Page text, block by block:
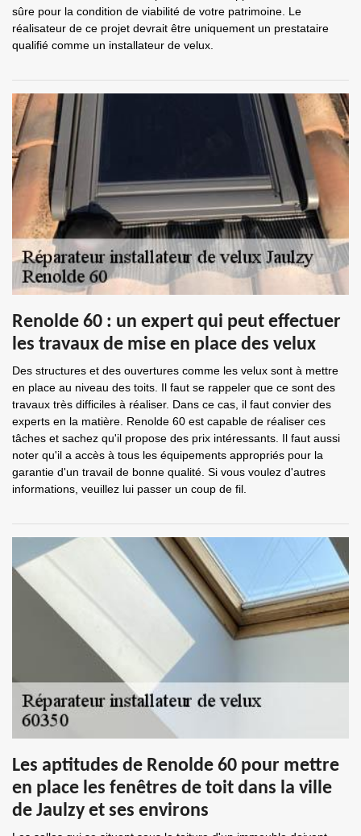
sûre pour la condition de viabilité de votre patrimoine. Le
réalisateur de ce projet devrait être uniquement un prestataire
qualifié comme un installateur de velux.
Renolde 60 : un expert qui peut effectuer
les travaux de mise en place des velux
Des structures et des ouvertures comme les velux sont à mettre
en place au niveau des toits. Il faut se rappeler que ce sont des
travaux très difficiles à réaliser. Dans ce cas, il faut convier des
experts en la matière. Renolde 60 est capable de réaliser ces
tâches et sachez qu'il propose des prix intéressants. Il faut aussi
noter qu'il a accès à tous les équipements appropriés pour la
garantie d'un travail de bonne qualité. Si vous voulez d'autres
informations, veuillez lui passer un coup de fil.
Les aptitudes de Renolde 60 pour mettre
en place les fenêtres de toit dans la ville
de Jaulzy et ses environs